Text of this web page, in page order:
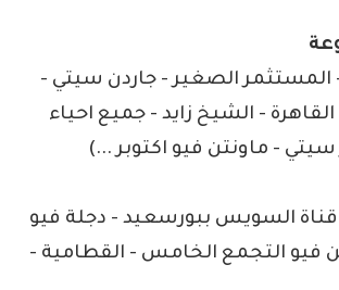
ديار 1 - ديار 2 - المستثمر الصغير - جاردن سيتي -
- الشيخ زايد - جميع احياء
سيتي - ماونتن فيو اكتوبر ...)
قناة السويس ببورسعيد - دجلة فيو
فيو التجمع الخامس - القطامية -